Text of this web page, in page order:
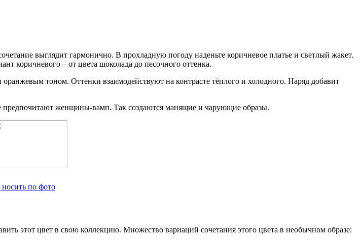
выглядит гармонично. В прохладную погоду наденьте коричневое платье и светлый жакет.
коричневого – от цвета шоколада до песочного оттенка.
тоном. Оттенки взаимодействуют на контрасте тёплого и холодного. Наряд добавит
предпочитают женщины-вамп. Так создаются манящие и чарующие образы.
по фото
этот цвет в свою коллекцию. Множество вариаций сочетания этого цвета в необычном образе: